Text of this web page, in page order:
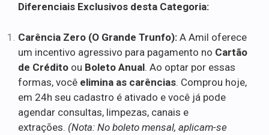
Diferenciais Exclusivos desta Categoria:
Carência Zero (O Grande Trunfo): A Amil oferece
um incentivo agressivo para pagamento no Cartão
de Crédito ou Boleto Anual. Ao optar por essas
formas, você elimina as carências. Comprou hoje,
em 24h seu cadastro é ativado e você já pode
agendar consultas, limpezas, canais e
extrações. (Nota: No boleto mensal, aplicam-se